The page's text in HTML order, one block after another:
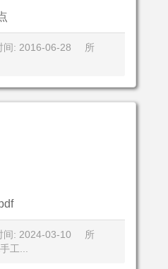
间: 2016-06-28
所
间: 2024-03-10
所
工...